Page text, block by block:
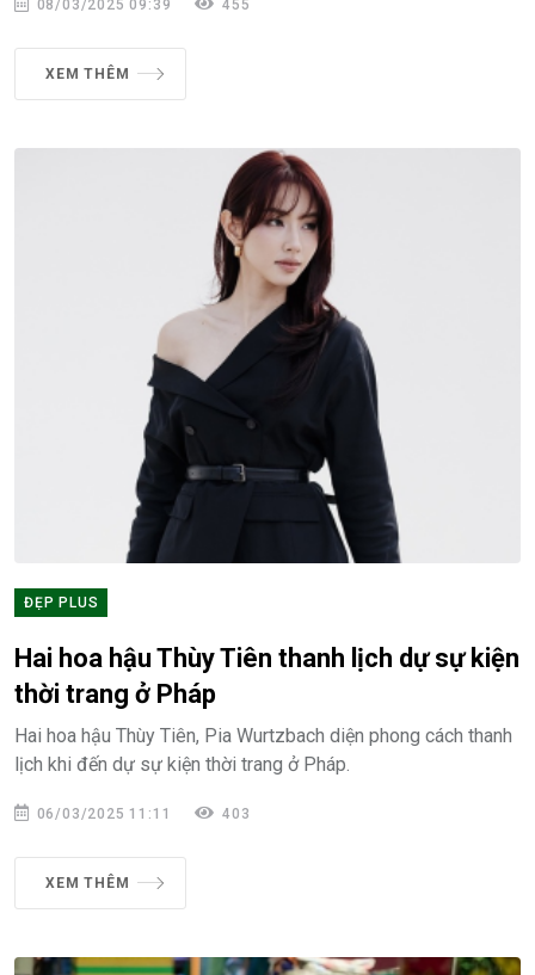
08/03/2025 09:39 455
XEM THÊM
ĐẸP PLUS
Hai hoa hậu Thùy Tiên thanh lịch dự sự kiện
thời trang ở Pháp
Hai hoa hậu Thùy Tiên, Pia Wurtzbach diện phong cách thanh
lịch khi đến dự sự kiện thời trang ở Pháp.
06/03/2025 11:11 403
XEM THÊM